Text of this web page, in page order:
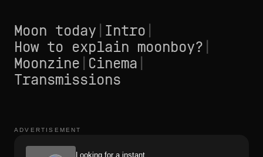
Moon today Intro
How to explain moonboy?
Moonzine Cinema
Transmissions
ADVERTISEMENT
Looking for a instant